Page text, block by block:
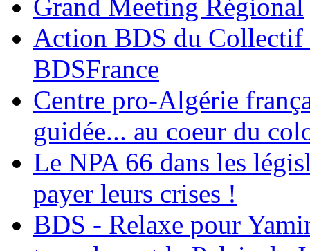
Grand Meeting Régional
Action BDS du Collectif
BDSFrance
Centre pro-Algérie
guidée... au coeur du
Le NPA 66 dans les
payer leurs crises !
BDS - Relaxe pour